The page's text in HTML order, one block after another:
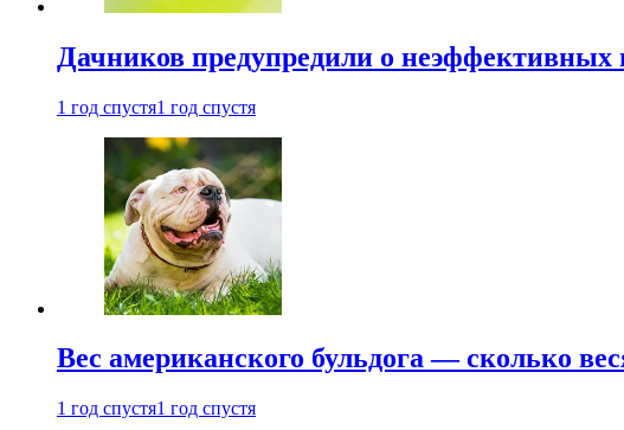
Дачников предупредили о неэффективных
1 год спустя1 год спустя
Вес американского бульдога — сколько
1 год спустя1 год спустя